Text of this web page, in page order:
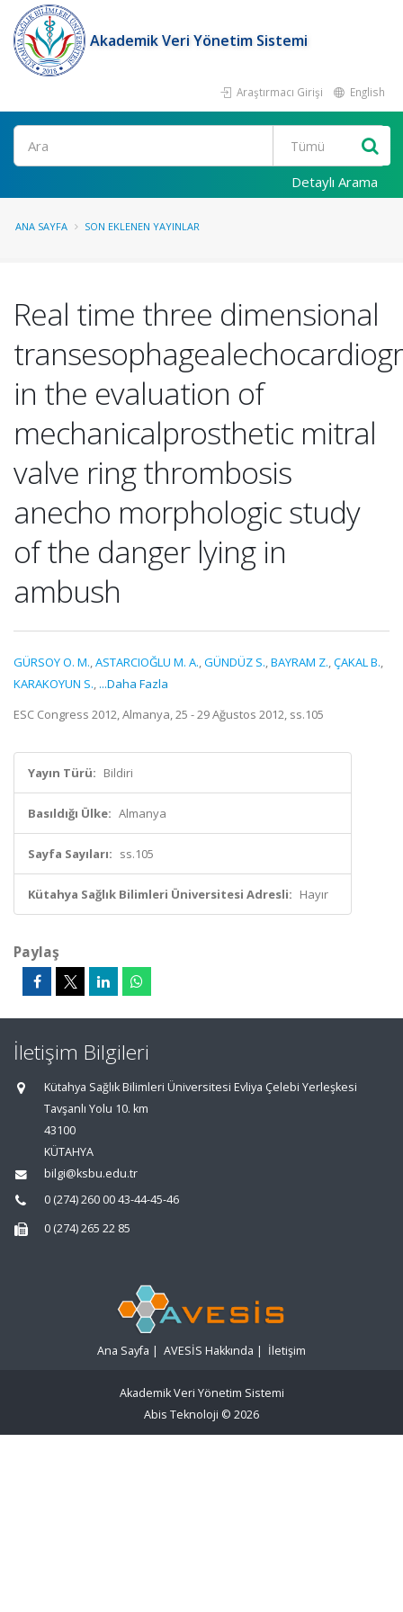
Akademik Veri Yönetim Sistemi
Araştırmacı Girişi English
Ara
Detaylı Arama
ANA SAYFA SON EKLENEN YAYINLAR
Real time three dimensional
in the evaluation of
mechanicalprosthetic mitral
valve ring thrombosis
anecho morphologic study
of the danger lying in
ambush
GÜRSOY O. M.,ASTARCIOĞLU M. A.,GÜNDÜZ S.,BAYRAM Z.,ÇAKAL B.,
KARAKOYUN S., ...Daha Fazla
ESC Congress 2012, Almanya, 25 - 29 Ağustos 2012, ss.105
Yayın Türü: Bildiri
Basıldığı Ülke: Almanya
Sayfa Sayıları: ss.105
Kütahya Sağlık Bilimleri Üniversitesi Adresli: Hayır
Paylaş
İletişim Bilgileri
Kütahya Sağlık Bilimleri Üniversitesi Evliya Çelebi Yerleşkesi
Tavşanlı Yolu 10. km
43100
KÜTAHYA
bilgi@ksbu.edu.tr
0 (274) 260 00 43-44-45-46
0 (274) 265 22 85
Ana Sayfa | AVESİS Hakkında | İletişim
Akademik Veri Yönetim Sistemi
Abis Teknoloji © 2026